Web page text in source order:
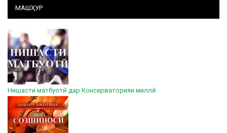
МАШҲУР
Нишасти матбуотӣ дар Консерваторияи миллӣ